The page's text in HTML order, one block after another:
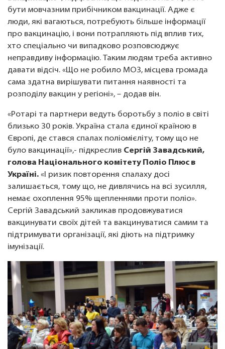
бути мовчазним прибічником вакцинації. Адже є
люди, які вагаються, потребують більше інформації
про вакцинацію, і вони потрапляють під вплив тих,
хто спеціально чи випадково розповсюджує
неправдиву інформацію. Таким людям треба активно
давати відсіч. «Що не робило МОЗ, місцева громада
сама здатна вирішувати питання наявності та
розподілу вакцин у регіоні», – додав він.
«Ротарі та партнери ведуть боротьбу з поліо в світі
близько 30 років. Україна стала єдиної країною в
Європі, де стався спалах поліомієліту, тому що не
було вакцинації»,- підкреслив Сергій Завадський,
голова Національного комітету Поліо Плюс в
Україні. «І ризик повторення спалаху досі
залишається, тому що, не дивлячись на всі зусилля,
немає охоплення 95% щепленнями проти поліо».
Сергій Завадський закликав продовжуватися
вакцинувати своїх дітей та вакцинуватися самим та
підтримувати організації, які діють на підтримку
імунізації.